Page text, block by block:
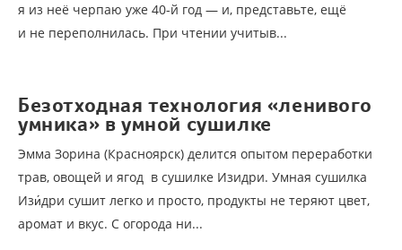
я из неё черпаю уже 40-й год — и, представьте, ещё
и не переполнилась. При чтении учитыв...
Безотходная технология «ленивого
умника» в умной сушилке
Эмма Зорина (Красноярск) делится опытом переработки
трав, овощей и ягод в сушилке Изидри. Умная сушилка
Изи́дри сушит легко и просто, продукты не теряют цвет,
аромат и вкус. С огорода ни...